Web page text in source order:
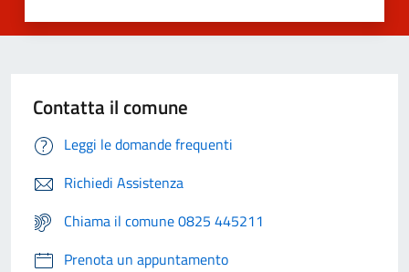
Contatta il comune
Leggi le domande frequenti
Richiedi Assistenza
Chiama il comune 0825 445211
Prenota un appuntamento